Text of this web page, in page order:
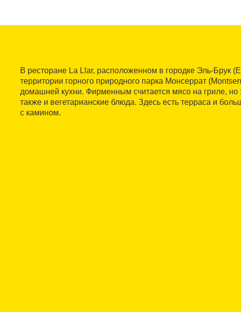
В ресторане La Llar, расположенном в городке Эль-Брук
территории горного природного парка Монсеррат
домашней кухни. Фирменным считается мясо на гриле, но
также и вегетарианские блюда. Здесь есть терраса и
с камином.